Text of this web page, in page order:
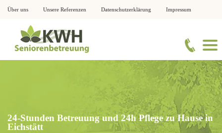
Über uns Unsere Referenzen Datenschutzerklärung Impressum
24-Stunden Betreuung und 24h Pflege zu Hause in
Eichstätt